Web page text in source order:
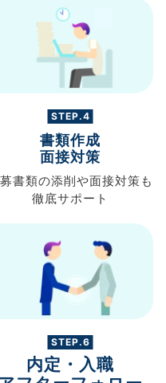
STEP.4
書類作成
面接対策
書類の添削や面接対策も
徹底サポート
STEP.6
内定・入職